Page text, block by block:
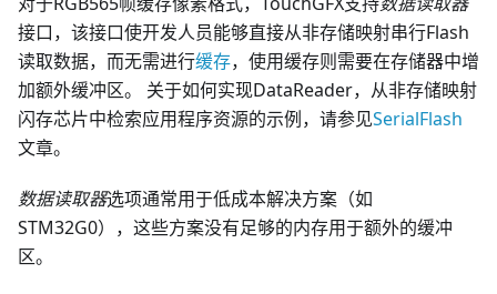
接口，该接口使开发人员能够直接从非存储映射串行Flash
读取数据，而无需进行缓存，使用缓存则需要在存储器中增
加额外缓冲区。 关于如何实现DataReader，从非存储映射
闪存芯片中检索应用程序资源的示例，请参见SerialFlash
文章。
数据读取器选项通常用于低成本解决方案（如
STM32G0），这些方案没有足够的内存用于额外的缓冲
区。